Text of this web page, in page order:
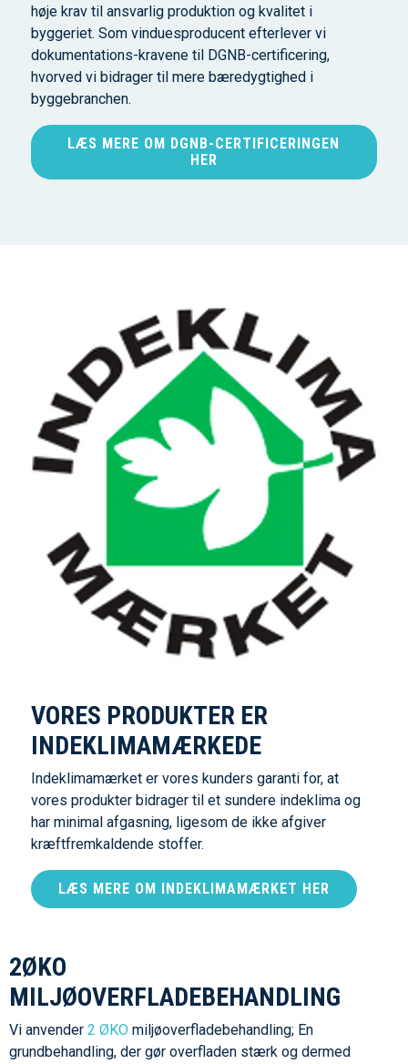
høje krav til ansvarlig produktion og kvalitet i
byggeriet. Som vinduesproducent efterlever vi
dokumentations-kravene til DGNB-certificering,
hvorved vi bidrager til mere bæredygtighed i
byggebranchen.
LÆS MERE OM DGNB-CERTIFICERINGEN
HER
VORES PRODUKTER ER
INDEKLIMAMÆRKEDE
Indeklimamærket er vores kunders garanti for, at
vores produkter bidrager til et sundere indeklima og
har minimal afgasning, ligesom de ikke afgiver
kræftfremkaldende stoffer.
LÆS MERE OM INDEKLIMAMÆRKET HER
2ØKO
MILJØOVERFLADEBEHANDLING
Vi anvender 2 ØKO miljøoverfladebehandling; En
grundbehandling, der gør overfladen stærk og dermed